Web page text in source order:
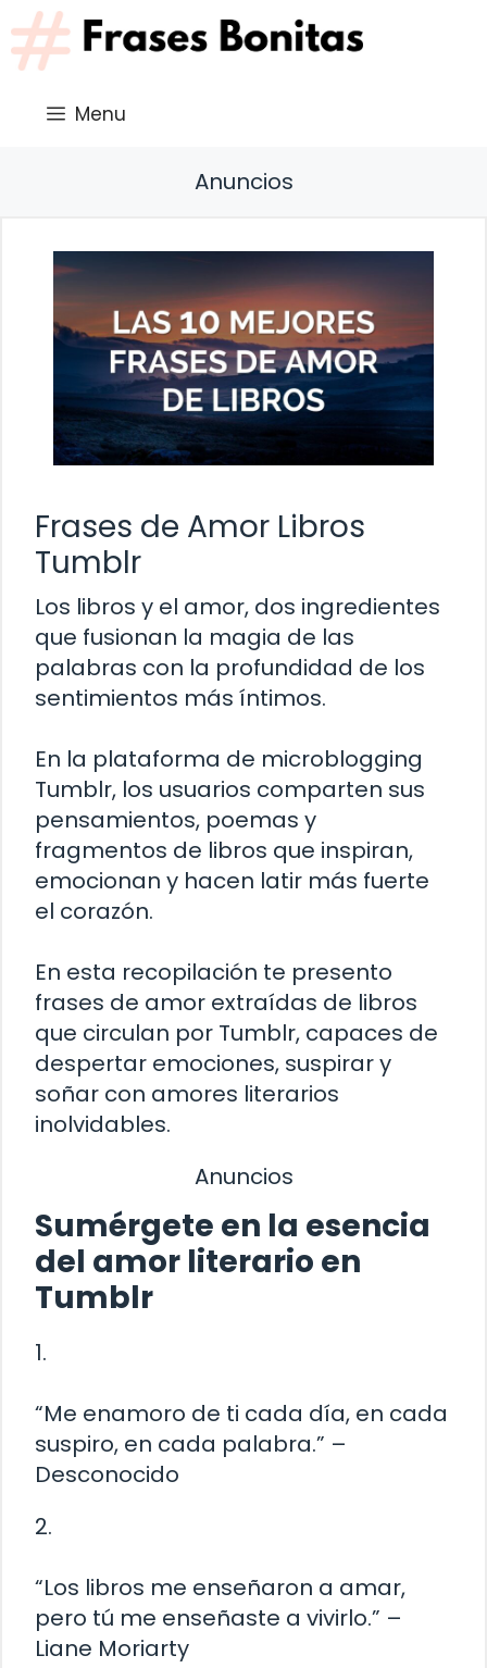
Saltar
al
contenido
Menu
Anuncios
Frases de Amor Libros
Tumblr
Los libros y el amor, dos ingredientes
que fusionan la magia de las
palabras con la profundidad de los
sentimientos más íntimos.
En la plataforma de microblogging
Tumblr, los usuarios comparten sus
pensamientos, poemas y
fragmentos de libros que inspiran,
emocionan y hacen latir más fuerte
el corazón.
En esta recopilación te presento
frases de amor extraídas de libros
que circulan por Tumblr, capaces de
despertar emociones, suspirar y
soñar con amores literarios
inolvidables.
Anuncios
Sumérgete en la esencia
del amor literario en
Tumblr
1.
“Me enamoro de ti cada día, en cada
suspiro, en cada palabra.” –
Desconocido
2.
“Los libros me enseñaron a amar,
pero tú me enseñaste a vivirlo.” –
Liane Moriarty